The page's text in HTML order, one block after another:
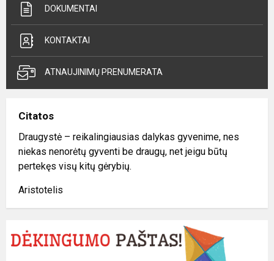
DOKUMENTAI
KONTAKTAI
ATNAUJINIMŲ PRENUMERATA
Citatos
Draugystė – reikalingiausias dalykas gyvenime, nes
niekas nenorėtų gyventi be draugų, net jeigu būtų
pertekęs visų kitų gėrybių.
Aristotelis